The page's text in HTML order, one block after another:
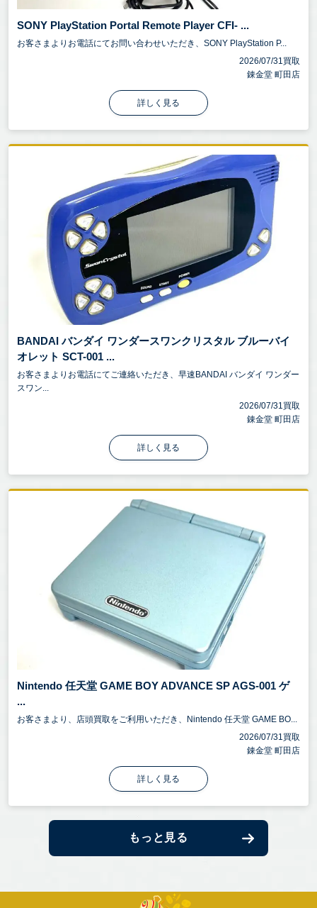
SONY PlayStation Portal Remote Player CFI- ...
お客さまよりお電話にてお問い合わせいただき、SONY PlayStation P...
2026/07/31買取
錬金堂 町田店
詳しく見る
BANDAI バンダイ ワンダースワンクリスタル ブルーバイ
オレット SCT-001 ...
お客さまよりお電話にてご連絡いただき、早速BANDAI バンダイ ワンダー
スワン...
2026/07/31買取
錬金堂 町田店
詳しく見る
Nintendo 任天堂 GAME BOY ADVANCE SP AGS-001 ゲ
...
お客さまより、店頭買取をご利用いただき、Nintendo 任天堂 GAME BO...
2026/07/31買取
錬金堂 町田店
詳しく見る
もっと見る